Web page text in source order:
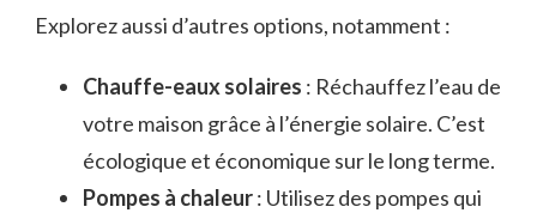
Explorez aussi d’autres options, notamment :
Chauffe-eaux solaires : Réchauffez l’eau de
votre maison grâce à l’énergie solaire. C’est
écologique et économique sur le long terme.
Pompes à chaleur: Utilisez des pompes qui